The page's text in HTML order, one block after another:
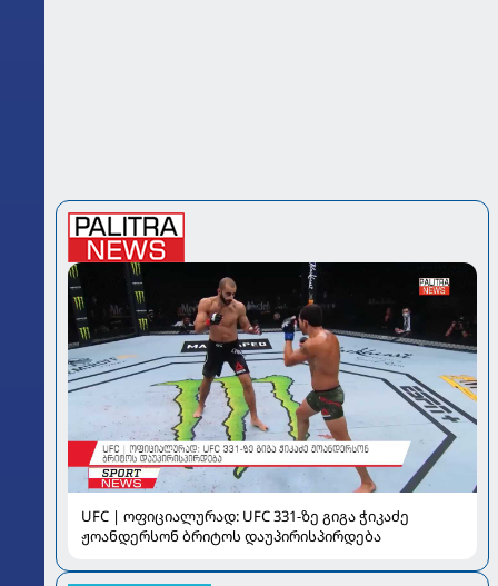
UFC | ოფიციალურად: UFC 331-ზე გიგა ჭიკაძე
ჟოანდერსონ ბრიტოს დაუპირისპირდება